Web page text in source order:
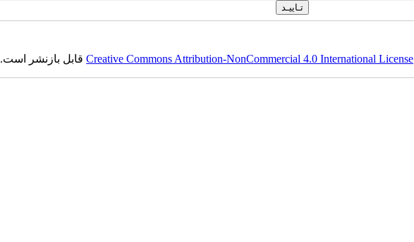
Creative Commons Attribution-NonCommercial 4.0 International Licenseقابل بازنشر است.